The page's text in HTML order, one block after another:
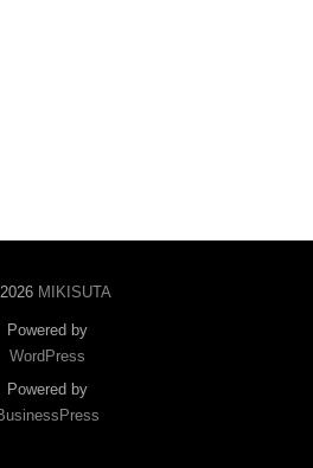
MIKISUTA
Powered by
WordPress
Powered by